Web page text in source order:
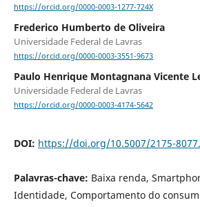
https://orcid.org/0000-0003-1277-724X
Frederico Humberto de Oliveira
Universidade Federal de Lavras
https://orcid.org/0000-0003-3551-9673
Paulo Henrique Montagnana Vicente
Universidade Federal de Lavras
https://orcid.org/0000-0003-4174-5642
DOI: https://doi.org/10.5007/2175-
Palavras-chave: Baixa renda,
Identidade, Comportamento do